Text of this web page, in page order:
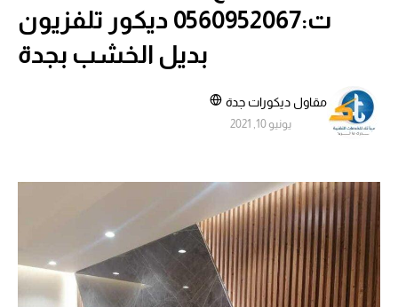
ت:0560952067 ديكور تلفزيون
بديل الخشب بجدة
مقاول ديكورات جدة
يونيو 10, 2021